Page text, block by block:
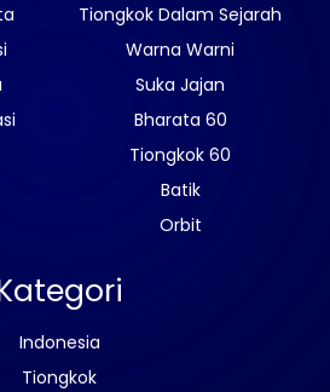
Tiongkok Dalam Sejarah
Warna Warni
Suka Jajan
Bharata 60
Tiongkok 60
Batik
Orbit
Indonesia
Tiongkok